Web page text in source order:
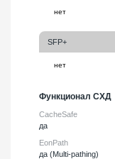
SFP+
Функционал СХД
CacheSafe
да
EonPath
да (Multi-pathing)